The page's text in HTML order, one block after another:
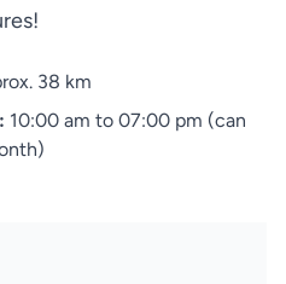
38 km
10:00 am to 07:00 pm (can